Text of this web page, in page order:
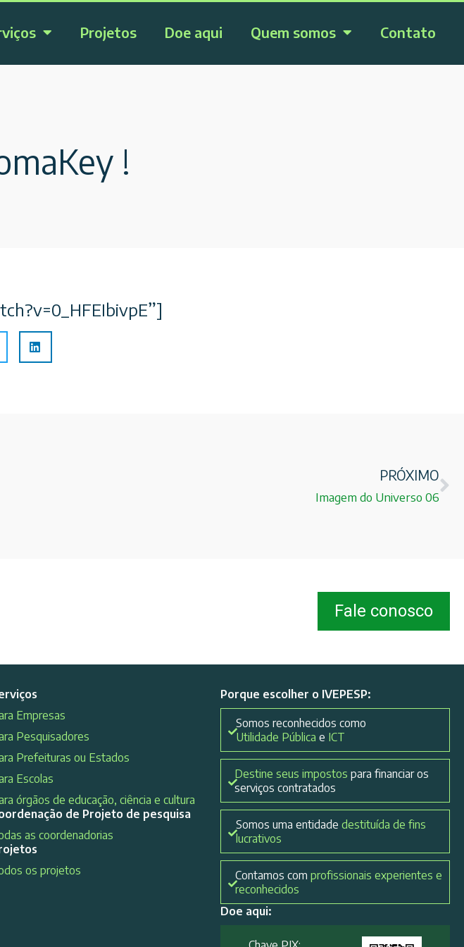
Projetos Doe aqui Quem somos Contato
!
PRÓXIMO
Imagem do Universo 06
Fale conosco
Empresas
Pesquisadores
Prefeituras ou Estados
Escolas
órgãos de educação, ciência e cultura
de Projeto de pesquisa
as coordenadorias
os projetos
Porque escolher o IVEPESP:
Somos reconhecidos como
Utilidade Pública e ICT
Destine seus impostos para financiar os
serviços contratados
Somos uma entidadedestituída de fins
lucrativos
Contamos com profissionais experientes e
reconhecidos
Doe aqui: